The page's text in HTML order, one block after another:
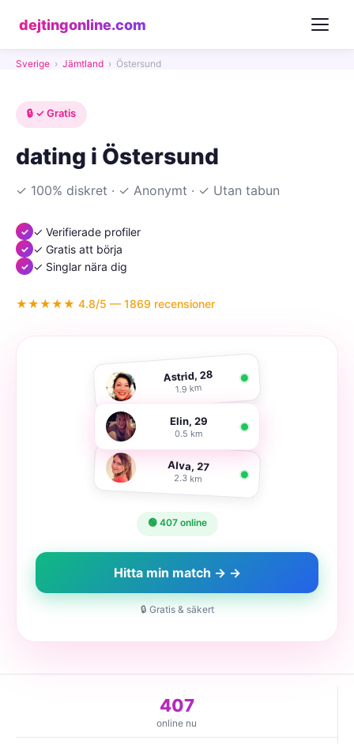
dejtingonline.com
Sverige › Jämtland › Östersund
🔒 ✓ Gratis
dating i Östersund
✓ 100% diskret · ✓ Anonymt · ✓ Utan tabun
✓ Verifierade profiler
✓ Gratis att börja
✓ Singlar nära dig
★★★★★ 4.8/5 — 1869 recensioner
Astrid, 28
1.9 km
Elin, 29
0.5 km
Alva, 27
2.3 km
🟢 407 online
Hitta min match → →
🔒 Gratis & säkert
407
online nu